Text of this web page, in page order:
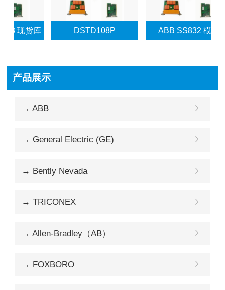
货库 DSTD108P
3BSE018333R1 现货库
存
ABB SS832 模块
产品展示
→ ABB
→ General Electric (GE)
→ Bently Nevada
→ TRICONEX
→ Allen-Bradley（AB）
→ FOXBORO